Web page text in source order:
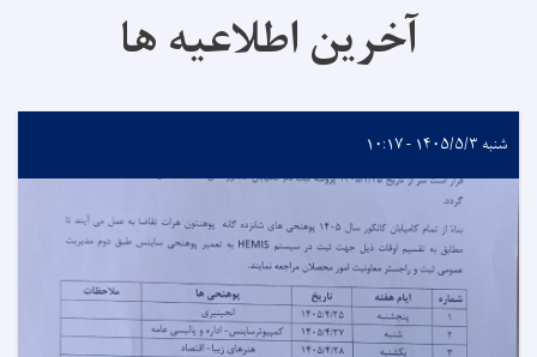
آخرین اطلاعیه ها
شنبه ۱۴۰۵/۵/۳ - ۱۰:۱۷